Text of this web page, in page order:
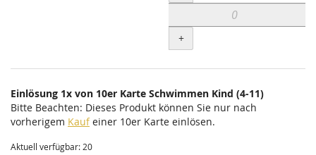
+
Einlösung 1x von 10er Karte Schwimmen Kind (4-11)
Bitte Beachten: Dieses Produkt können Sie nur nach
vorherigem Kaufeiner 10er Karte einlösen.
Aktuell verfügbar: 20